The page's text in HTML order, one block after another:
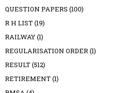
QUESTION PAPERS (100)
R H LIST(19)
RAILWAY(1)
REGULARISATION ORDER(1)
RESULT(512)
RETIREMENT(1)